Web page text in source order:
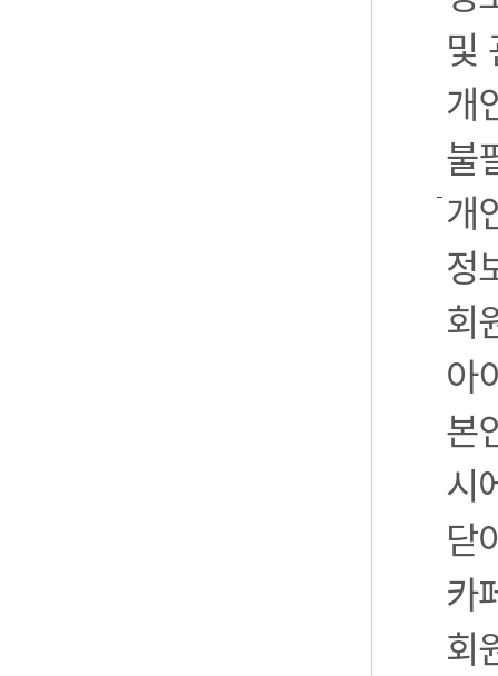
및
개
불
개
정
회
아
본
시
닫
카
회